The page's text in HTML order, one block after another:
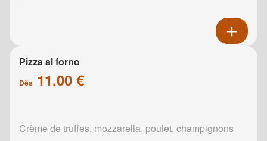
Pizza al forno
Dès 11.00 €
Crème de truffes, mozzarella, poulet, champignons